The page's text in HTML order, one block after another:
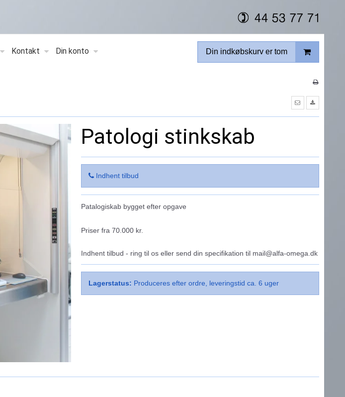
Kontakt Din konto Din indkøbskurv er tom
Patologi stinkskab
Indhent tilbud
Patalogiskab bygget efter opgave
Priser fra 70.000 kr.
Indhent tilbud - ring til os eller send din specifikation til mail@alfa-omega.dk
Lagerstatus: Produceres efter ordre, leveringstid ca. 6 uger